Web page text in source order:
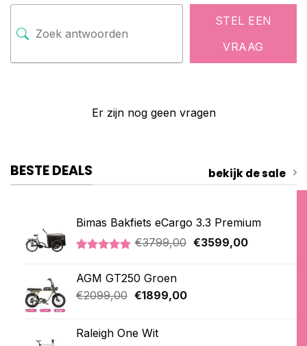
STEL EEN
VRAAG
Er zijn nog geen vragen
BESTE DEALS bekijk de sale
Bimas Bakfiets eCargo 3.3 Premium
gebaseerd
op
klantbeoordelingen
€3799,00 Oorspronkelijke
€3599,00Huidige
AGM GT250 Groen
€2099,00 Oorspronkelijke
€2099,00.
€1899,00Huidige
Raleigh One Wit